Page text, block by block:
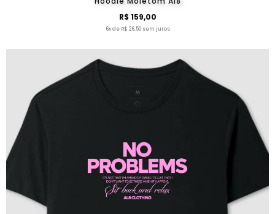
R$ 159,00
6x de R$ 26,50 sem juros